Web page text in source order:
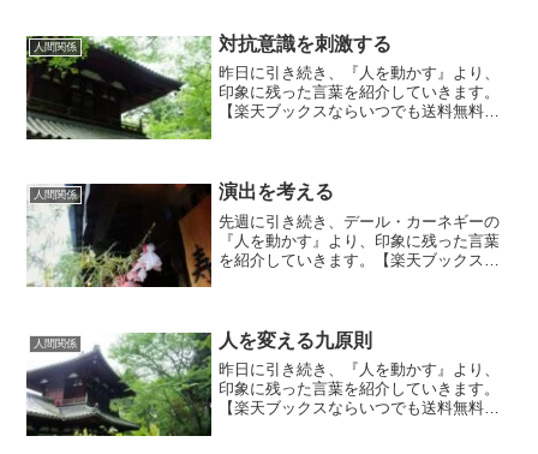
く聞き手にまわっています。...
人間関係 対抗意識を刺激する
昨日に引き続き、『人を動かす』より、
印象に残った言葉を紹介していきます。
【楽天ブックスならいつでも送料無料】
欲をもっとも強くかき立...
人間関係 演出を考える
先週に引き続き、デール・カーネギーの
『人を動かす』より、印象に残った言葉
を紹介していきます。【楽天ブックスな
演出の時代である。単...
人間関係 人を変える九原則
昨日に引き続き、『人を動かす』より、
印象に残った言葉を紹介していきます。
【楽天ブックスならいつでも送料無料】